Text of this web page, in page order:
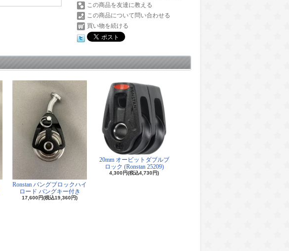
この商品を友達に教える
この商品について問い合わせる
買い物を続ける
Ronstan バングブロックハイ
ロード バングキー付き
17,600円(税込19,360円)
20mm オービットダブルブ
ロック (Ronstan 25209)
4,300円(税込4,730円)